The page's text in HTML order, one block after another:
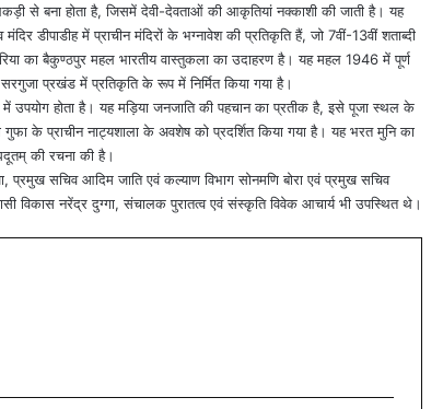
से बना होता है, जिसमें देवी-देवताओं की आकृतियां नक्काशी की जाती है। यह
डीपाडीह में प्राचीन मंदिरों के भग्नावेश की प्रतिकृति हैं, जो 7वीं-13वीं शताब्दी
का बैकुण्ठपुर महल भारतीय वास्तुकला का उदाहरण है। यह महल 1946 में पूर्ण
प्रखंड में प्रतिकृति के रूप में निर्मित किया गया है।
में उपयोग होता है। यह मड़िया जनजाति की पहचान का प्रतीक है, इसे पूजा स्थल के
गुफा के प्राचीन नाट्यशाला के अवशेष को प्रदर्शित किया गया है। यह भरत मुनि का
की रचना की है।
सचिव आदिम जाति एवं कल्याण विभाग सोनमणि बोरा एवं प्रमुख सचिव
विकास नरेंद्र दुग्गा, संचालक पुरातत्व एवं संस्कृति विवेक आचार्य भी उपस्थित थे।